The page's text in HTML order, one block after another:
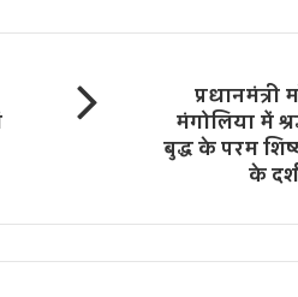
प्रधानमंत्री
मंगोलिया में
बुद्ध के परम
के